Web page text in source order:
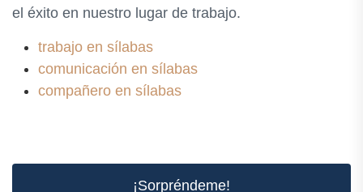
el éxito en nuestro lugar de trabajo.
trabajo en sílabas
comunicación en sílabas
compañero en sílabas
¡Sorpréndeme!